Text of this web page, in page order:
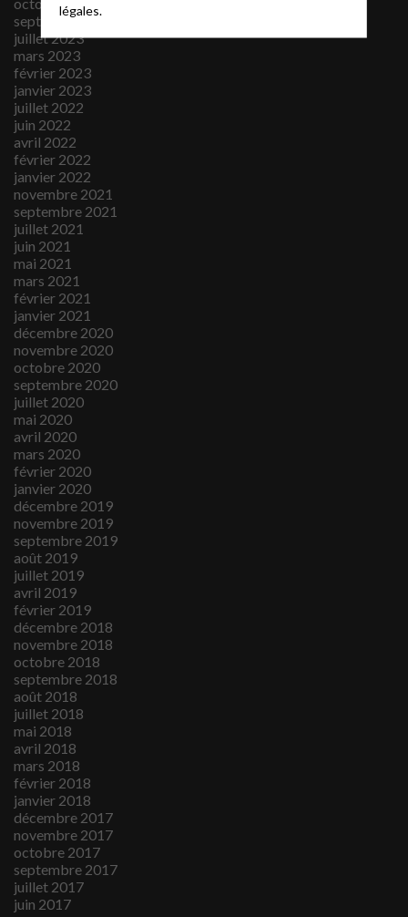
octobre 2023
septembre 2023
juillet 2023
mars 2023
février 2023
janvier 2023
juillet 2022
juin 2022
avril 2022
février 2022
janvier 2022
novembre 2021
septembre 2021
juillet 2021
juin 2021
mai 2021
mars 2021
février 2021
janvier 2021
décembre 2020
novembre 2020
octobre 2020
septembre 2020
juillet 2020
mai 2020
avril 2020
mars 2020
février 2020
janvier 2020
décembre 2019
novembre 2019
septembre 2019
août 2019
juillet 2019
avril 2019
février 2019
décembre 2018
novembre 2018
octobre 2018
septembre 2018
août 2018
juillet 2018
mai 2018
avril 2018
mars 2018
février 2018
janvier 2018
décembre 2017
novembre 2017
octobre 2017
septembre 2017
juillet 2017
juin 2017
légales.